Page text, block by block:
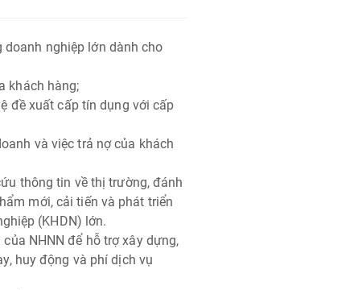
doanh nghiệp lớn dành cho
khách hàng;
đề xuất cấp tín dụng với cấp
và việc trả nợ của khách
thông tin về thị trường, đánh
mới, cải tiến và phát triển
(KHDN) lớn.
NHNN để hỗ trợ xây dựng,
huy động và phí dịch vụ